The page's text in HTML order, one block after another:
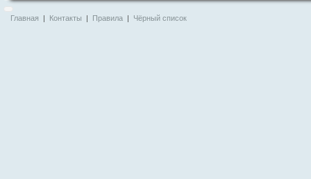
Главная | Контакты | Правила | Чёрный список